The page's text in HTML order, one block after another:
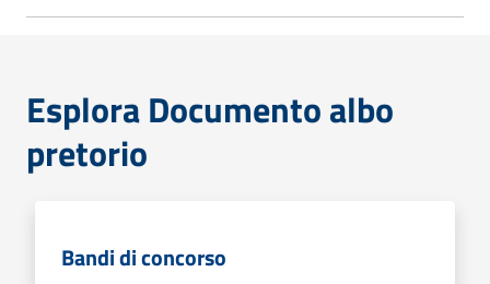
Esplora Documento albo
pretorio
Bandi di concorso